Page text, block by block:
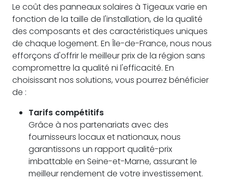
Le coût des panneaux solaires à Tigeaux varie en
fonction de la taille de l'installation, de la qualité
des composants et des caractéristiques uniques
de chaque logement. En Île-de-France, nous nous
efforçons d'offrir le meilleur prix de la région sans
compromettre la qualité ni l'efficacité. En
choisissant nos solutions, vous pourrez bénéficier
de :
Tarifs compétitifs
Grâce à nos partenariats avec des
fournisseurs locaux et nationaux, nous
garantissons un rapport qualité-prix
imbattable en Seine-et-Marne, assurant le
meilleur rendement de votre investissement.